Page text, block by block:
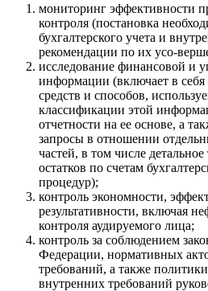
мониторинг эффективности
контроля (постановка
бухгалтерского учета и
рекомендации по их усо-
исследование финансовой и
информации (включает в
средств и способов,
классификации этой
отчетности на ее основе, а
запросы в отношении
частей, в том числе
остатков по счетам
процедур);
контроль экономности,
результативности, включая
контроля аудируемого лица;
контроль за соблюдением
Федерации, нормативных
требований, а также
внутренних требований